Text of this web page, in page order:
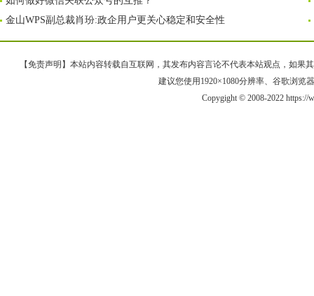
金山WPS副总裁肖玢:政企用户更关心稳定和安全性
【免责声明】本站内容转载自互联网，其发布内容言论不代表本站观点，如果
建议您使用1920×1080分辨率、谷歌浏览
Copygight © 2008-2022 https://